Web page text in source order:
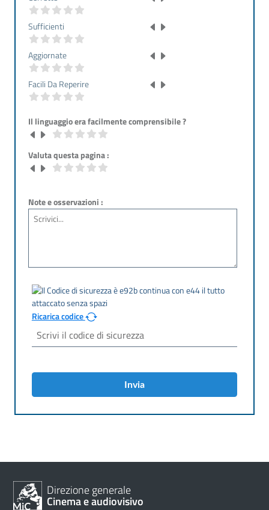
Sufficienti
Aggiornate
Facili Da Reperire
Il linguaggio era facilmente comprensibile ?
Valuta questa pagina :
Note e osservazioni :
Ricarica codice
Invia
Direzione generale
Cinema e audiovisivo